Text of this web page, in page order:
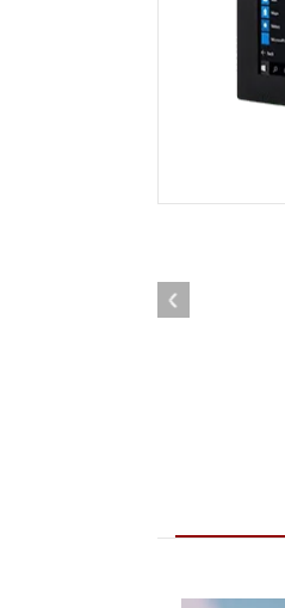
Android
Tablet für
Robuster